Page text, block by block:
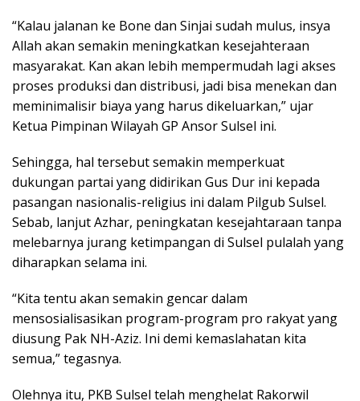
“Kalau jalanan ke Bone dan Sinjai sudah mulus, insya
Allah akan semakin meningkatkan kesejahteraan
masyarakat. Kan akan lebih mempermudah lagi akses
proses produksi dan distribusi, jadi bisa menekan dan
meminimalisir biaya yang harus dikeluarkan,” ujar
Ketua Pimpinan Wilayah GP Ansor Sulsel ini.
Sehingga, hal tersebut semakin memperkuat
dukungan partai yang didirikan Gus Dur ini kepada
pasangan nasionalis-religius ini dalam Pilgub Sulsel.
Sebab, lanjut Azhar, peningkatan kesejahtaraan tanpa
melebarnya jurang ketimpangan di Sulsel pulalah yang
diharapkan selama ini.
“Kita tentu akan semakin gencar dalam
mensosialisasikan program-program pro rakyat yang
diusung Pak NH-Aziz. Ini demi kemaslahatan kita
semua,” tegasnya.
Olehnya itu, PKB Sulsel telah menghelat Rakorwil